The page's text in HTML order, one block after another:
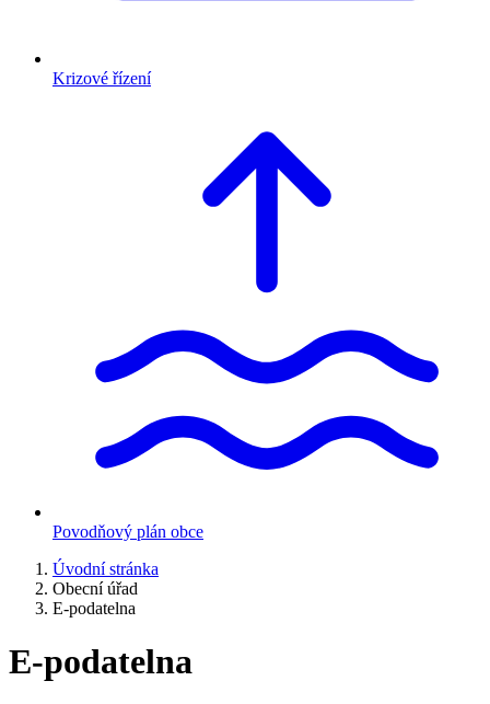
Krizové řízení
Povodňový plán obce
Úvodní stránka
Obecní úřad
E-podatelna
E-podatelna